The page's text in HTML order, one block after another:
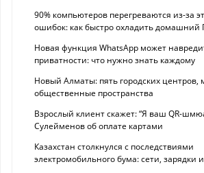
90% компьютеров перегреваются из-за
ошибок: как быстро охладить домашний
Новая функция WhatsApp может
приватности: что нужно знать каждому
Новый Алматы: пять городских центров,
общественные пространства
Взрослый клиент скажет: “Я ваш QR-
Сулейменов об оплате картами
Казахстан столкнулся с последствиями
электромобильного бума: сети, зарядки